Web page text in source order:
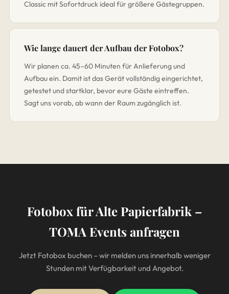
Classic mit Sofortdruck ideal für größere Gästegruppen.
Wie lange dauert der Aufbau der Fotobox?
Wir planen ca. 45–60 Minuten für Anlieferung und
Aufbau ein. Damit ist das Gerät vollständig eingerichtet,
getestet und startklar, bevor eure Gäste eintreffen.
Sagt uns vorab, ab wann der Raum zugänglich ist.
Fotobox für Alte Papierfabrik –
TOMA Events anfragen
Jetzt Fotobox buchen – wir melden uns innerhalb weniger
Stunden mit Verfügbarkeit und Angebot.